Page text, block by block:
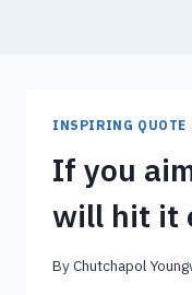
INSPIRING QUOTE
If you
will hit it
ByChutchapol